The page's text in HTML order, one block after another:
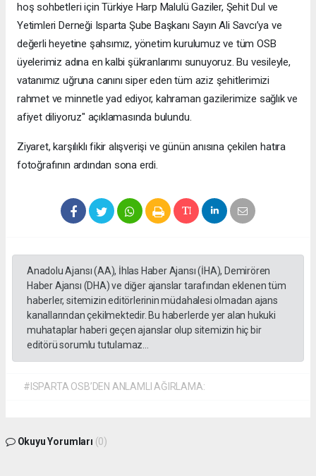
hoş sohbetleri için Türkiye Harp Malulü Gaziler, Şehit Dul ve
Yetimleri Derneği Isparta Şube Başkanı Sayın Ali Savcı’ya ve
değerli heyetine şahsımız, yönetim kurulumuz ve tüm OSB
üyelerimiz adına en kalbi şükranlarımı sunuyoruz. Bu vesileyle,
vatanımız uğruna canını siper eden tüm aziz şehitlerimizi
rahmet ve minnetle yad ediyor, kahraman gazilerimize sağlık ve
afiyet diliyoruz" açıklamasında bulundu.
​Ziyaret, karşılıklı fikir alışverişi ve günün anısına çekilen hatıra
fotoğrafının ardından sona erdi.
Anadolu Ajansı (AA), İhlas Haber Ajansı (İHA), Demirören
Haber Ajansı (DHA) ve diğer ajanslar tarafından eklenen tüm
haberler, sitemizin editörlerinin müdahalesi olmadan ajans
kanallarından çekilmektedir. Bu haberlerde yer alan hukuki
muhataplar haberi geçen ajanslar olup sitemizin hiç bir
editörü sorumlu tutulamaz...
#ISPARTA OSB’DEN ANLAMLI AĞIRLAMA:
Okuyu Yorumları (0)